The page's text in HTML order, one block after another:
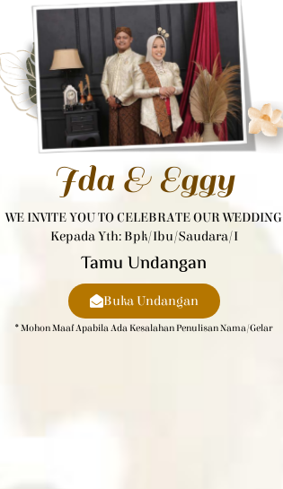
Ida & Eggy
WE INVITE YOU TO CELEBRATE OUR WEDDING
Kepada Yth: Bpk/Ibu/Saudara/i
Tamu Undangan
Buka Undangan
* Mohon Maaf Apabila Ada Kesalahan Penulisan Nama/gelar